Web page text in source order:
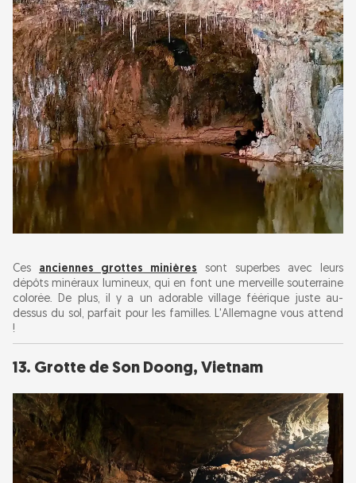
Ces anciennes grottes minières sont superbes avec leurs
dépôts minéraux lumineux, qui en font une merveille souterraine
colorée. De plus, il y a un adorable village féérique juste au-
dessus du sol, parfait pour les familles. L'Allemagne vous attend
!
13. Grotte de Son Doong, Vietnam